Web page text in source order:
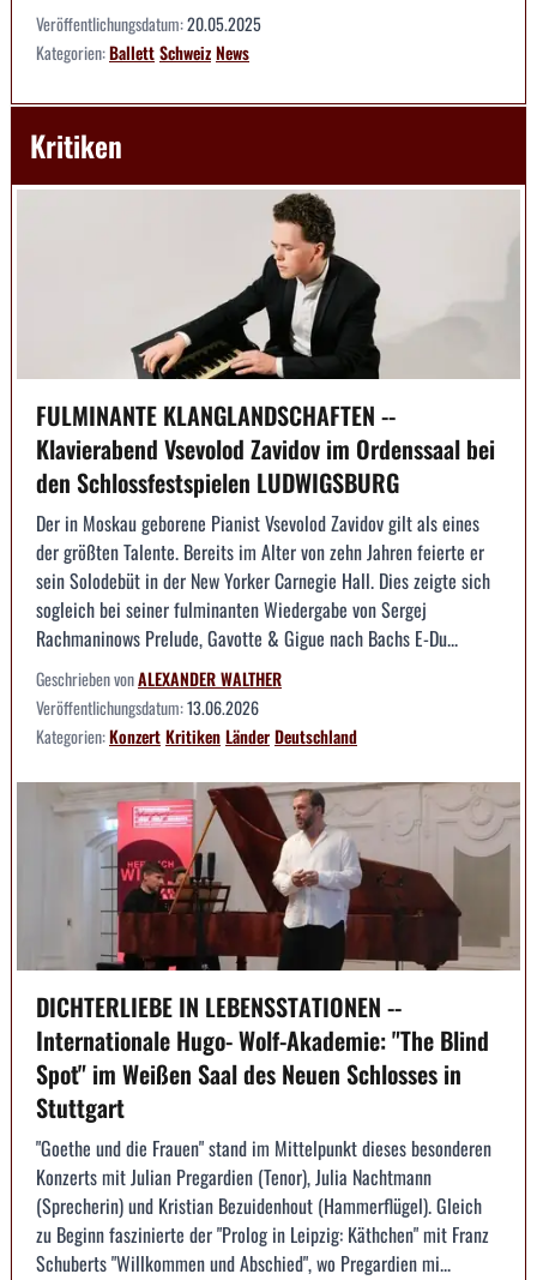
Veröffentlichungsdatum:20.05.2025
Kategorien:BallettSchweizNews
Kritiken
FULMINANTE KLANGLANDSCHAFTEN --
Klavierabend Vsevolod Zavidov im Ordenssaal bei
den Schlossfestspielen LUDWIGSBURG
Der in Moskau geborene Pianist Vsevolod Zavidov gilt als eines
der größten Talente. Bereits im Alter von zehn Jahren feierte er
sein Solodebüt in der New Yorker Carnegie Hall. Dies zeigte sich
sogleich bei seiner fulminanten Wiedergabe von Sergej
Rachmaninows Prelude, Gavotte & Gigue nach Bachs E-Du...
Geschrieben vonALEXANDER WALTHER
Veröffentlichungsdatum:13.06.2026
Kategorien:KonzertKritikenLänderDeutschland
DICHTERLIEBE IN LEBENSSTATIONEN --
Internationale Hugo- Wolf-Akademie: "The Blind
Spot" im Weißen Saal des Neuen Schlosses in
Stuttgart
"Goethe und die Frauen" stand im Mittelpunkt dieses besonderen
Konzerts mit Julian Pregardien (Tenor), Julia Nachtmann
(Sprecherin) und Kristian Bezuidenhout (Hammerflügel). Gleich
zu Beginn faszinierte der "Prolog in Leipzig: Käthchen" mit Franz
Schuberts "Willkommen und Abschied", wo Pregardien mi...